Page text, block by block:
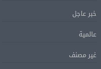
خبر عاجل
عالمية
غير مصنف